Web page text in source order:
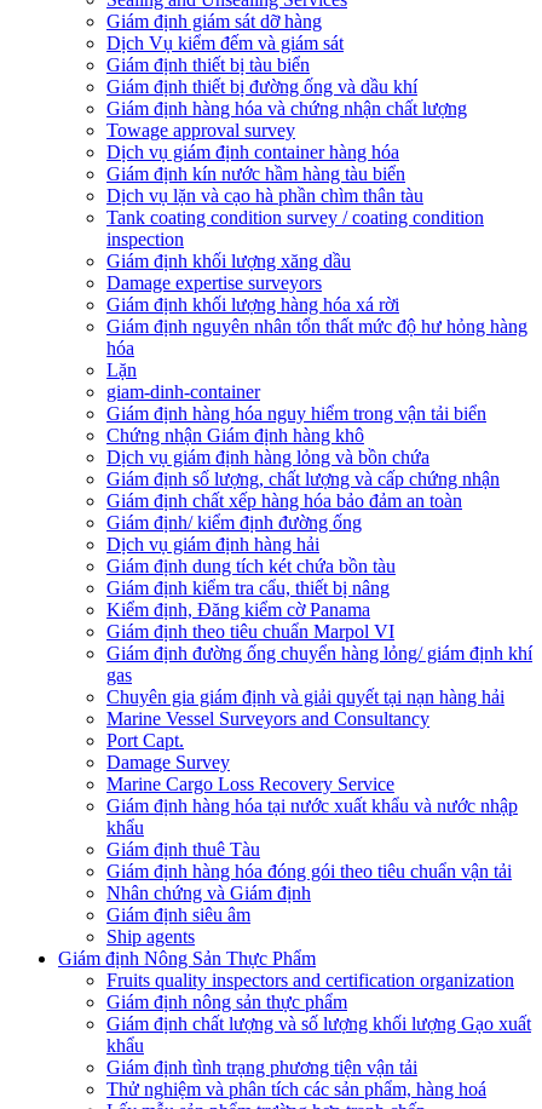
Giám định giám sát dỡ hàng
Dịch Vụ kiểm đếm và giám sát
Giám định thiết bị tàu biển
Giám định thiết bị đường ống và dầu khí
Giám định hàng hóa và chứng nhận chất lượng
Towage approval survey
Dịch vụ giám định container hàng hóa
Giám định kín nước hầm hàng tàu biển
Dịch vụ lặn và cạo hà phần chìm thân tàu
Tank coating condition survey / coating condition
inspection
Giám định khối lượng xăng dầu
Damage expertise surveyors
Giám định khối lượng hàng hóa xá rời
Giám định nguyên nhân tổn thất mức độ hư hỏng hàng
hóa
Lặn
giam-dinh-container
Giám định hàng hóa nguy hiểm trong vận tải biển
Chứng nhận Giám định hàng khô
Dịch vụ giám định hàng lỏng và bồn chứa
Giám định số lượng, chất lượng và cấp chứng nhận
Giám định chất xếp hàng hóa bảo đảm an toàn
Giám định/ kiểm định đường ống
Dịch vụ giám định hàng hải
Giám định dung tích két chứa bồn tàu
Giám định kiểm tra cẩu, thiết bị nâng
Kiểm định, Đăng kiểm cờ Panama
Giám định theo tiêu chuẩn Marpol VI
Giám định đường ống chuyển hàng lỏng/ giám định khí
gas
Chuyên gia giám định và giải quyết tại nạn hàng hải
Marine Vessel Surveyors and Consultancy
Port Capt.
Damage Survey
Marine Cargo Loss Recovery Service
Giám định hàng hóa tại nước xuất khẩu và nước nhập
khẩu
Giám định thuê Tàu
Giám định hàng hóa đóng gói theo tiêu chuẩn vận tải
Nhân chứng và Giám định
Giám định siêu âm
Ship agents
Giám định Nông Sản Thực Phẩm
Fruits quality inspectors and certification organization
Giám định nông sản thực phẩm
Giám định chất lượng và số lượng khối lượng Gạo xuất
khẩu
Giám định tình trạng phương tiện vận tải
Thử nghiệm và phân tích các sản phẩm, hàng hoá